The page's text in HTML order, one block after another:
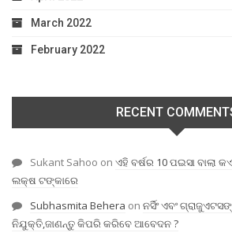
March 2022
February 2022
RECENT
Sukant Sahoo on ଏହି ବର୍ଷର 10 ପଇସା ବାଲା
ଲକ୍ଷ ଟଙ୍କାରେ
Subhasmita Behera on ନର୍ସିଂ ଏବଂ
ନିଯୁକ୍ତି,ଜାଣନ୍ତୁ କିପରି କରିବେ ଆବେଦନ ?